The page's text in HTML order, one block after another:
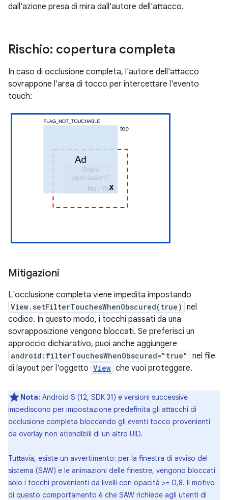
dall'azione presa di mira dall'autore dell'attacco.
Rischio: copertura completa
In caso di occlusione completa, l'autore dell'attacco
sovrappone l'area di tocco per intercettare l'evento
touch:
Mitigazioni
L'occlusione completa viene impedita impostando
View.setFilterTouchesWhenObscured(true) nel
codice. In questo modo, i tocchi passati da una
sovrapposizione vengono bloccati. Se preferisci un
approccio dichiarativo, puoi anche aggiungere
android:filterTouchesWhenObscured="true"
nel file
di layout per l'oggetto View che vuoi proteggere.
Nota: Android S (12, SDK 31) e versioni successive
impediscono per impostazione predefinita gli attacchi di
occlusione completa bloccando gli eventi tocco provenienti
da overlay non attendibili di un altro UID.
Tuttavia, esiste un avvertimento: per la finestra di avviso del
sistema (SAW) e le animazioni delle finestre, vengono bloccati
solo i tocchi provenienti da livelli con opacità >= 0,8. Il motivo
di questo comportamento è che SAW richiede agli utenti di